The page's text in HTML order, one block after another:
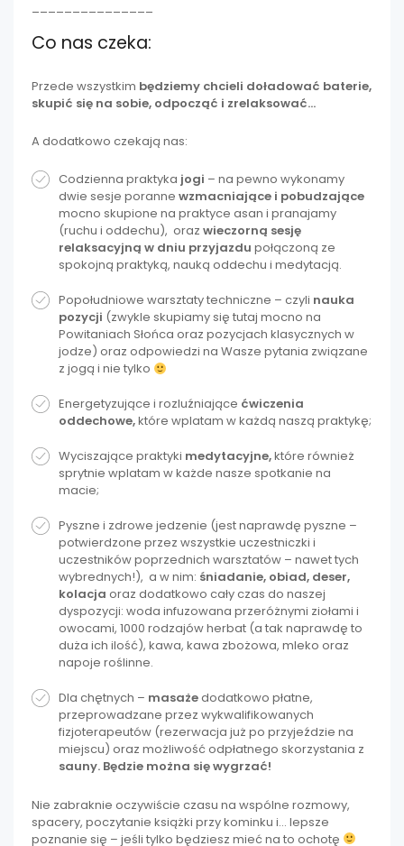
Co nas czeka:
Przede wszystkim będziemy chcieli doładować baterie,
skupić się na sobie, odpocząć i zrelaksować…
A dodatkowo czekają nas:
Codzienna praktyka jogi – na pewno wykonamy
dwie sesje poranne wzmacniające i pobudzające
mocno skupione na praktyce asan i pranajamy
(ruchu i oddechu), oraz wieczorną sesję
relaksacyjną w dniu przyjazdu połączoną ze
spokojną praktyką, nauką oddechu i medytacją.
Popołudniowe warsztaty techniczne – czyli nauka
pozycji (zwykle skupiamy się tutaj mocno na
Powitaniach Słońca oraz pozycjach klasycznych w
jodze) oraz odpowiedzi na Wasze pytania związane
z jogą i nie tylko
Energetyzujące i rozluźniające ćwiczenia
oddechowe,które wplatam w każdą naszą praktykę;
Wyciszające praktyki medytacyjne,które również
sprytnie wplatam w każde nasze spotkanie na
macie;
Pyszne i zdrowe jedzenie (jest naprawdę pyszne –
potwierdzone przez wszystkie uczestniczki i
uczestników poprzednich warsztatów – nawet tych
wybrednych!), a w nim: śniadanie, obiad, deser,
kolacja oraz dodatkowo cały czas do naszej
dyspozycji: woda infuzowana przeróżnymi ziołami i
owocami, 1000 rodzajów herbat (a tak naprawdę to
duża ich ilość), kawa, kawa zbożowa, mleko oraz
napoje roślinne.
Dla chętnych – masażedodatkowo płatne,
przeprowadzane przez wykwalifikowanych
fizjoterapeutów (rezerwacja już po przyjeździe na
miejscu) oraz możliwość odpłatnego skorzystania z
sauny. Będzie można się wygrzać!
Nie zabraknie oczywiście czasu na wspólne rozmowy,
spacery, poczytanie książki przy kominku i… lepsze
poznanie się – jeśli tylko będziesz mieć na to ochotę